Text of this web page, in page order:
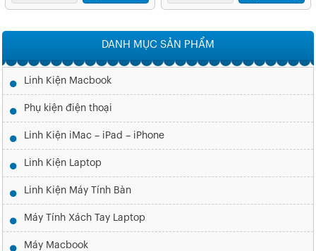
DANH MỤC SẢN PHẨM
Linh Kiện Macbook
Phụ kiện điện thoại
Linh Kiện iMac – iPad – iPhone
Linh Kiện Laptop
Linh Kiện Máy Tính Bàn
Máy Tính Xách Tay Laptop
Máy Macbook